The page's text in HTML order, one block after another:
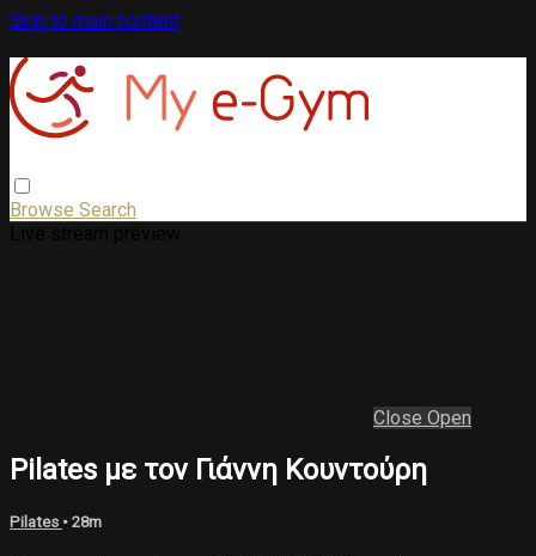
Skip to main content
Browse Search
Close Open
Pilates με τον Γιάννη Κουντούρη
Pilates • 28m